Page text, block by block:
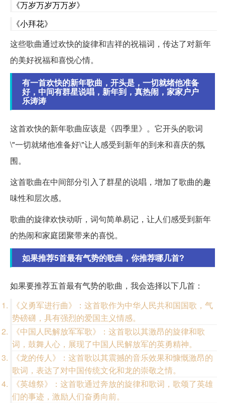
《万岁万岁万万岁》
《小拜花》
这些歌曲通过欢快的旋律和吉祥的祝福词，传达了对新年
的美好祝福和喜悦心情。
有一首欢快的新年歌曲，开头是，一切就绪他准备
好，中间有群星说唱，新年到，真热闹，家家户户
乐涛涛
这首欢快的新年歌曲应该是《四季里》。它开头的歌词
\"一切就绪他准备好\"让人感受到新年的到来和喜庆的氛
围。
这首歌曲在中间部分引入了群星的说唱，增加了歌曲的趣
味性和层次感。
歌曲的旋律欢快动听，词句简单易记，让人们感受到新年
的热闹和家庭团聚带来的喜悦。
如果推荐5首最有气势的歌曲，你推荐哪几首?
如果要推荐五首最有气势的歌曲，我会选择以下几首：
《义勇军进行曲》：这首歌作为中华人民共和国国歌，气
势磅礴，具有强烈的爱国主义情感。
《中国人民解放军军歌》：这首歌以其激昂的旋律和歌
词，鼓舞人心，展现了中国人民解放军的英勇精神。
《龙的传人》：这首歌以其震撼的音乐效果和慷慨激昂的
歌词，表达了对中国传统文化和龙的崇敬之情。
《英雄祭》：这首歌通过奔放的旋律和歌词，歌颂了英雄
们的事迹，激励人们奋勇向前。